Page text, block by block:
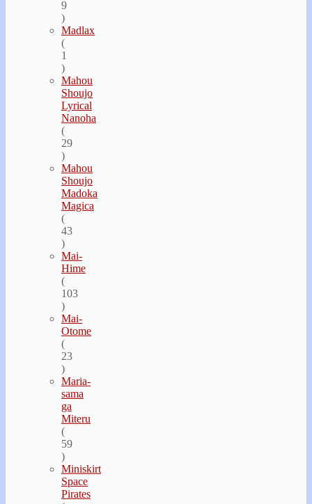
9
)
Madlax
(
1
)
Mahou
Shoujo
Lyrical
Nanoha
(
29
)
Mahou
Shoujo
Madoka
Magica
(
43
)
Mai-
Hime
(
103
)
Mai-
Otome
(
23
)
Maria-
sama
ga
Miteru
(
59
)
Miniskirt
Space
Pirates